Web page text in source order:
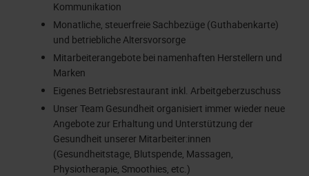
Kommunikation
Monatliche, steuerfreie Sachbezüge (Guthabenkarte)
und betriebliche Altersvorsorge
Mitarbeiterangebote bei namenhaften Herstellern und
Marken
Eigenes Betriebsrestaurant inkl. Arbeitgeberzuschuss
Unser Team Gesundheit organisiert immer wieder neue
Angebote zur Erhaltung und Unterstützung der
Gesundheit unserer Mitarbeiter:innen
(Gesundheitstage, Blutspende, Massagen,
Physiotherapie, Smoothies, etc.)